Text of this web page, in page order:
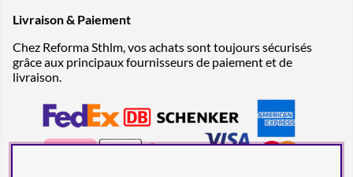
Livraison & Paiement
Chez Reforma Sthlm, vos achats sont toujours sécurisés
grâce aux principaux fournisseurs de paiement et de
livraison.